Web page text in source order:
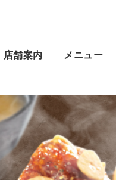
店舗案内 メニュー